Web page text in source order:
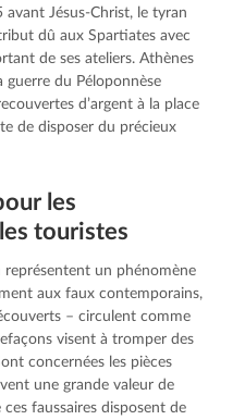
Jésus-Christ, le tyran
dû aux Spartiates avec
de ses ateliers. Athènes
guerre du Péloponnèse
d’argent à la place
de disposer du précieux
les
touristes
un phénomène
aux faux contemporains,
– circulent comme
visent à tromper des
concernées les pièces
une grande valeur de
faussaires disposent de